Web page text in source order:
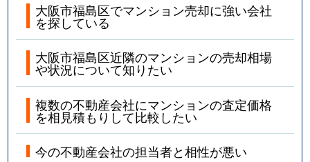
大阪市福島区でマンション売却に強い会社
を探している
大阪市福島区近隣のマンションの売却相場
や状況について知りたい
複数の不動産会社にマンションの査定価格
を相見積もりして比較したい
今の不動産会社の担当者と相性が悪い